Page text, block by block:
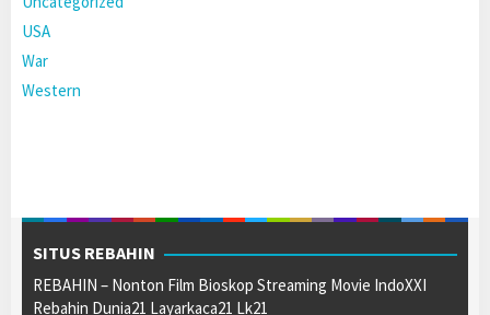
USA
War
Western
SITUS REBAHIN
REBAHIN – Nonton Film Bioskop Streaming Movie IndoXXI
Rebahin Dunia21 Layarkaca21 Lk21